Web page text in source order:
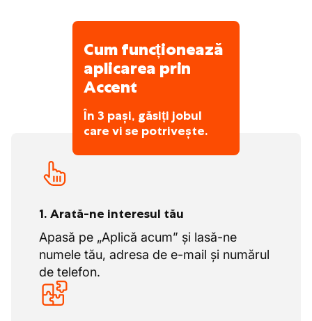
Cum funcționează
aplicarea prin
Accent
În 3 pași, găsiți jobul
care vi se potrivește.
1. Arată-ne interesul tău
Apasă pe „Aplică acum” și lasă-ne
numele tău, adresa de e-mail și numărul
de telefon.